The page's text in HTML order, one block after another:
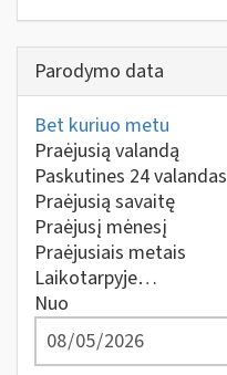
Parodymo data
Bet kuriuo metu
Praėjusią valandą
Paskutines 24 valandas
Praėjusią savaitę
Praėjusį mėnesį
Praėjusiais metais
Laikotarpyje…
Nuo